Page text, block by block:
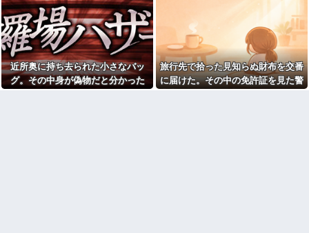
ンターに電話します」と…
三児のパパ『父さんな、動画
編集で食っていこうと思うん
だ』→結果
フリマ民「あと500円値下げ出
来ませんか????」ワイ「ほ～い
購入ｗ」
福田雄一「新ケロロに福田組
を楽しむ底意地の悪さに激怒
夫も私も10連休。あれもした
いこれもしたいと2人でｷｬｯｷｬｳﾌﾌ
と計画立ててたら、義妹が出来
婚で5月4日に顔合わせするから
「兄ちゃんヨロシク」って連絡
が…
お盆になると旦那の祖父母宅
に５泊くらいさせられる。旦那
近所奥に持ち去られた小さなバッ
グ。その中身が偽物だと分かった
旅行先で拾った見知らぬ財布を交番
に届けた。その中の免許証を見た警